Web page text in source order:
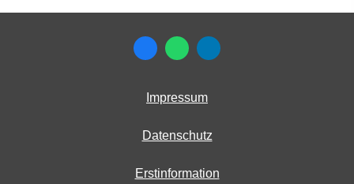
Impressum
Datenschutz
Erstinformation